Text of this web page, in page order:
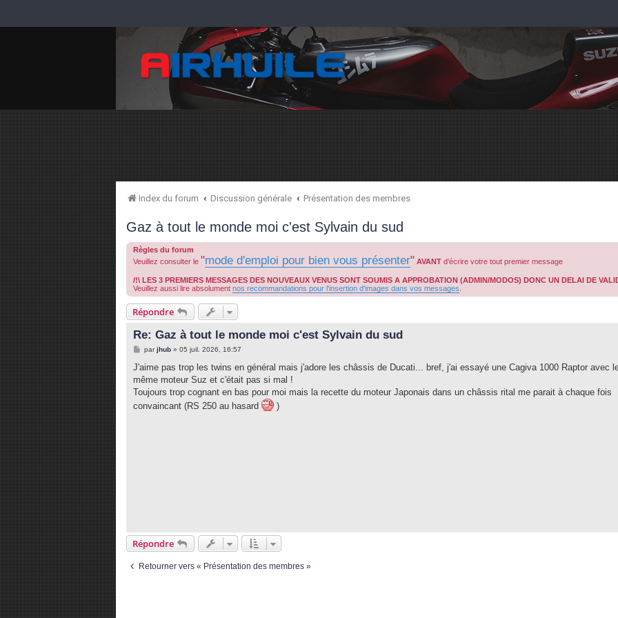
Index du forum Discussion générale Présentation des membres
Gaz à tout le monde moi c'est Sylvain du sud
Règles du forum
Veuillez consulter le "mode d'emploi pour bien vous présenter" AVANT d'écrire votre tout premier message
/!\ LES 3 PREMIERS MESSAGES DES NOUVEAUX VENUS SONT SOUMIS A APPROBATION (ADMIN/MODOS) DONC UN DELAI DE
Veuillez aussi lire absolument nos recommandations pour l'insertion d'images dans vos messages
Répondre
Re: Gaz à tout le monde moi c'est Sylvain du sud
M
s
a
g
parjhub» 05 juil. 2026, 16:57
J'aime pas trop les twins en général mais j'adore les châssis de Ducati... bref, j'ai essayé une Cagiva 1000 Raptor avec
même moteur Suz et c'était pas si mal !
Toujours trop cognant en bas pour moi mais la recette du moteur Japonais dans un châssis rital me parait à chaque fois
convaincant (RS 250 au hasard
)
Répondre
Retourner vers « Présentation des membres »